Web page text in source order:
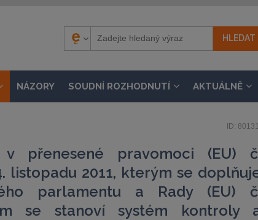
NÁZORY SOUDNÍ ROZHODNUTÍ AKTUÁLNĚ
ID: 80131
v přenesené pravomoci (EU)
listopadu 2011, kterým se
parlamentu a Rady (EU)
se stanoví systém kontroly